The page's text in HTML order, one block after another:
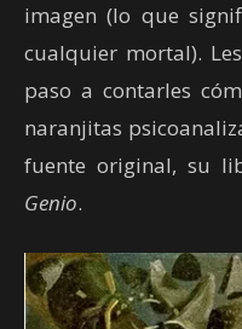
imagen (lo que
cualquier mortal).
paso a contarles
naranjitas
fuente original, su
Genio.